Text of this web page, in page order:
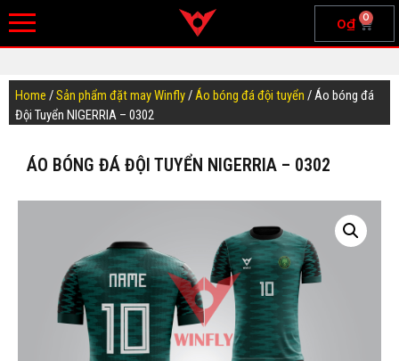
0₫ 0
Home /Sản phẩm đặt may Winfly/Áo bóng đá đội tuyển / Áo bóng đá
Đội Tuyển NIGERRIA – 0302
ÁO BÓNG ĐÁ ĐỘI TUYỂN NIGERRIA – 0302